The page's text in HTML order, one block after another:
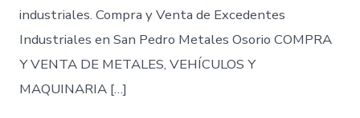
industriales. Compra y Venta de Excedentes
Industriales en San Pedro Metales Osorio COMPRA
Y VENTA DE METALES, VEHÍCULOS Y
MAQUINARIA […]